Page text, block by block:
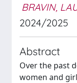
BRAVIN,
2024/2025
Abstract
Over the past
women and